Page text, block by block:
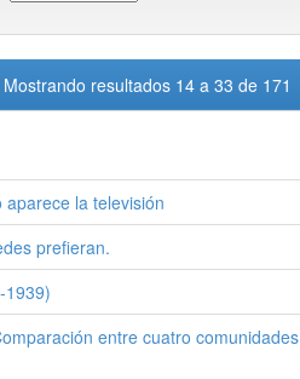
Mostrando resultados 14 a 33 de 171
la televisión
prefieran.
1939)
entre cuatro comunidades